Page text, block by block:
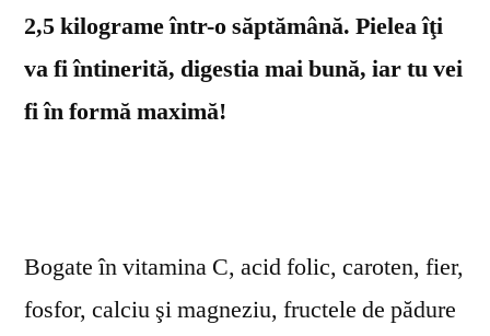
2,5 kilograme într-o săptămână. Pielea îţi
va fi întinerită, digestia mai bună, iar tu vei
fi în formă maximă!
Bogate în vitamina C, acid folic, caroten, fier,
fosfor, calciu şi magneziu, fructele de pădure